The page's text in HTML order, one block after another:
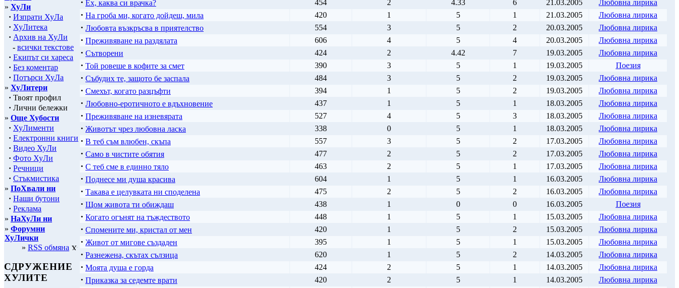
» ХуЛи
· Изпрати ХуЛа
· ХуЛитека
· Архив на ХуЛи
- всички текстове
· Екипът си хареса
· Без коментар
· Потърси ХуЛа
» ХуЛитери
· Твоят профил
· Лични бележки
» Още Хубости
· ХуЛименти
· Електронни книги
· Видео ХуЛи
· Фото ХуЛи
· Речници
· Стъкмистика
» ПоХвали ни
· Наши бутони
· Реклама
» НаХуЛи ни
» Форумни
ХуЛички
» RSS обмяна
СДРУЖЕНИЕ
ХУЛИТЕ
· Ех, каква си врачка? 454 2 4.33 6 21.03.2005 Любовна лирика
· На гроба ми, когато дойдеш, мила 420 1 5 1 21.03.2005 Любовна лирика
· Любовта възкръсва в приятелство 554 3 5 2 20.03.2005 Любовна лирика
· Преживяване на раздялата 606 4 5 4 20.03.2005 Любовна лирика
· Сътворени 424 2 4.42 7 19.03.2005 Любовна лирика
· Той ровеше в кофите за смет 390 3 5 1 19.03.2005 Поезия
· Събудих те, защото бе заспала 484 3 5 2 19.03.2005 Любовна лирика
· Смехът, когато разцъфти 394 1 5 2 19.03.2005 Любовна лирика
· Любовно-еротичното е вдъхновение 437 1 5 1 18.03.2005 Любовна лирика
· Преживяване на изневярата 527 4 5 3 18.03.2005 Любовна лирика
· Животът чрез любовна ласка 338 0 5 1 18.03.2005 Любовна лирика
· В теб съм влюбен, скъпа 557 3 5 2 17.03.2005 Любовна лирика
· Само в чистите обятия 477 2 5 2 17.03.2005 Любовна лирика
· С теб сме в единно тяло 463 2 5 1 17.03.2005 Любовна лирика
· Поднесе ми душа красива 604 1 5 1 16.03.2005 Любовна лирика
· Такава е целувката ни споделена 475 2 5 2 16.03.2005 Любовна лирика
· Щом живота ти обиждаш 438 1 0 0 16.03.2005 Поезия
· Когато огънят на тъждеството 448 1 5 1 15.03.2005 Любовна лирика
· Спомените ми, кристал от мен 420 1 5 2 15.03.2005 Любовна лирика
· Живот от мигове създаден 395 1 5 1 15.03.2005 Любовна лирика
· Разнежена, скътах сълзица 620 1 5 2 14.03.2005 Любовна лирика
· Моята душа е горда 424 2 5 1 14.03.2005 Любовна лирика
· Приказка за седемте врати 420 2 5 1 14.03.2005 Любовна лирика